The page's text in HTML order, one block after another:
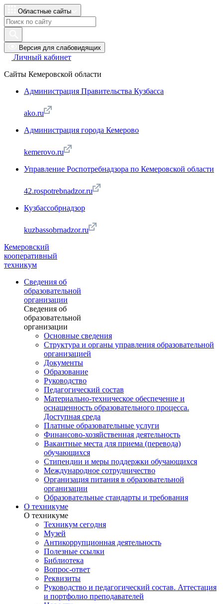
Областные сайты
Версия для слабовидящих
Личный кабинет
Сайты Кемеровской области
Администрация Правительства Кузбасса
ako.ru
Администрация города Кемерово
kemerovo.ru
Управление Роспотребнадзора по Кемеровской области
42.rospotrebnadzor.ru
Кузбассобрнадзор
kuzbassobrnadzor.ru
Кемеровский
кооперативный
техникум
Сведения об
образовательной
организации
Сведения об
образовательной
организации
Основные сведения
Структура и органы управления образовательной
организацией
Документы
Образование
Руководство
Педагогический состав
Материально-техническое обеспечение и
оснащенность образовательного процесса.
Доступная среда
Платные образовательные услуги
Финансово-хозяйственная деятельность
Вакантные места для приема (перевода)
обучающихся
Стипендии и меры поддержки обучающихся
Международное сотрудничество
Организация питания в образовательной
организации
Образовательные стандарты и требования
О техникуме
О техникуме
Техникум сегодня
Музей
Антикоррупционная деятельность
Полезные ссылки
Библиотека
Вопрос-ответ
Реквизиты
Руководство и педагогический состав. Аттестация
и портфолио преподавателей